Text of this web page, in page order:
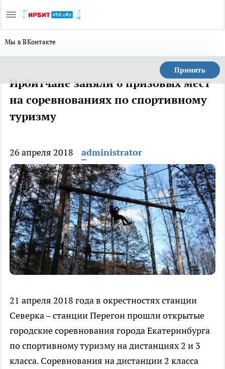
Мы в ВКонтакте
Принять
Ирбитчане заняли 6 призовых мест
на соревнованиях по спортивному
туризму
26 апреля 2018 administrator
21 апреля 2018 года в окрестностях станции
Северка – станции Перегон прошли открытые
городские соревнования города Екатеринбурга
по спортивному туризму на дистанциях 2 и 3
класса. Соревнования на дистанции 2 класса